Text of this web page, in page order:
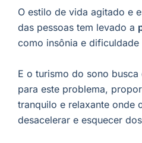
O estilo de vida agitado e
das pessoas tem levado a
como insônia e dificuldade
E o turismo do sono busca
para este problema,
tranquilo e relaxante onde
desacelerar e esquecer